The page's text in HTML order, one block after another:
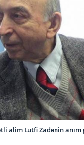
alim Lütfi Zadənin anım